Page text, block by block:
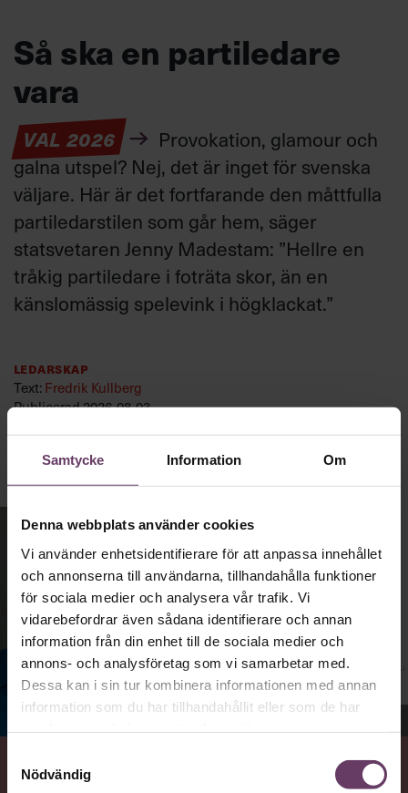
Samtycke Information Om
Denna webbplats använder cookies
Vi använder enhetsidentifierare för att anpassa innehållet
och annonserna till användarna, tillhandahålla funktioner
för sociala medier och analysera vår trafik. Vi
vidarebefordrar även sådana identifierare och annan
information från din enhet till de sociala medier och
annons- och analysföretag som vi samarbetar med.
Dessa kan i sin tur kombinera informationen med annan
information som du har tillhandahållit eller som de har
Nödvändig
Så ska en partiledare
vara
VAL 2026
Provokation, glamour och
galna utspel? Nej, det är inget för svenska
väljare. Här är det fortfarande den måttfulla
partiledarstilen som går hem, säger
statsvetaren Jenny Madestam: ”Hellre en
tråkig partiledare i foträta skor, än en
känslomässig spelevink i högklackat.”
Ledarskap
Text: Fredrik Kullberg
Publicerad2026-08-03